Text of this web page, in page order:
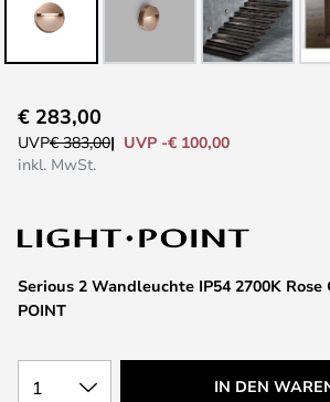
Anfang
der
Serious 2 Wandleuchte IP54 2700K Rose
POINT
€ 283,00
UVP€ 383,00
UVP -€ 100,00
inkl. MwSt.
1 IN DEN